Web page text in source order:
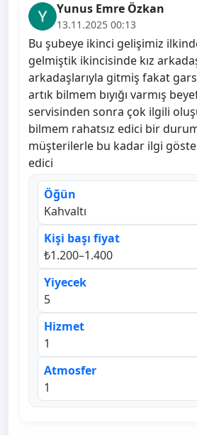
Yunus Emre Özkan
13.11.2025 00:13
Bu şubeye ikinci gelişimiz
gelmiştik ikincisinde kız
arkadaşlarıyla gitmiş fakat
artık bilmem bıyığı varmış
servisinden sonra çok ilgili
bilmem rahatsız edici bir
müşterilerle bu kadar ilgi
edici
Öğün
Kahvaltı
Kişi başı fiyat
₺1.200–1.400
Yiyecek
5
Hizmet
1
Atmosfer
1